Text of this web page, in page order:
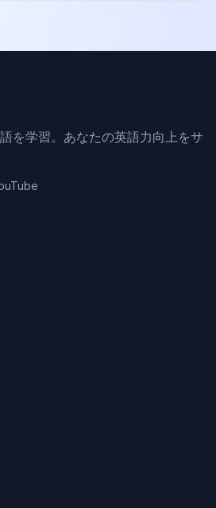
を学習。あなたの英語力向上をサ